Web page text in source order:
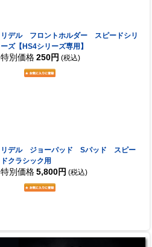
リデル フロントホルダー スピードシリ
ーズ【HS4シリーズ専用】
特別価格 250円 (税込)
リデル ジョーパッド Sパッド スピー
ドクラシック用
特別価格 5,800円 (税込)